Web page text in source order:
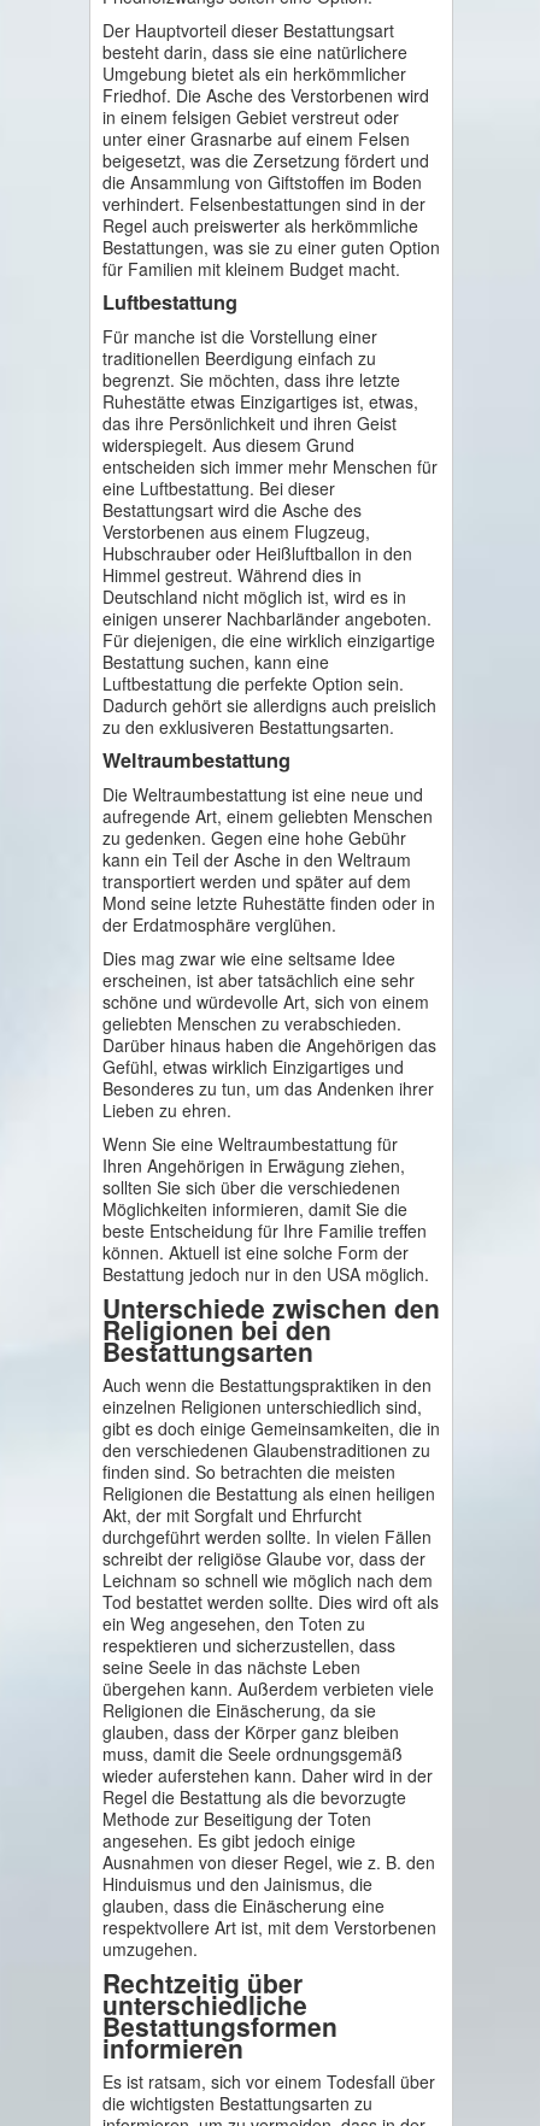
Der Hauptvorteil dieser Bestattungsart
besteht darin, dass sie eine natürlichere
Umgebung bietet als ein herkömmlicher
Friedhof. Die Asche des Verstorbenen wird
in einem felsigen Gebiet verstreut oder
unter einer Grasnarbe auf einem Felsen
beigesetzt, was die Zersetzung fördert und
die Ansammlung von Giftstoffen im Boden
verhindert. Felsenbestattungen sind in der
Regel auch preiswerter als herkömmliche
Bestattungen, was sie zu einer guten Option
für Familien mit kleinem Budget macht.
Luftbestattung
Für manche ist die Vorstellung einer
traditionellen Beerdigung einfach zu
begrenzt. Sie möchten, dass ihre letzte
Ruhestätte etwas Einzigartiges ist, etwas,
das ihre Persönlichkeit und ihren Geist
widerspiegelt. Aus diesem Grund
entscheiden sich immer mehr Menschen für
eine Luftbestattung. Bei dieser
Bestattungsart wird die Asche des
Verstorbenen aus einem Flugzeug,
Hubschrauber oder Heißluftballon in den
Himmel gestreut. Während dies in
Deutschland nicht möglich ist, wird es in
einigen unserer Nachbarländer angeboten.
Für diejenigen, die eine wirklich einzigartige
Bestattung suchen, kann eine
Luftbestattung die perfekte Option sein.
Dadurch gehört sie allerdigns auch preislich
zu den exklusiveren Bestattungsarten.
Weltraumbestattung
Die Weltraumbestattung ist eine neue und
aufregende Art, einem geliebten Menschen
zu gedenken. Gegen eine hohe Gebühr
kann ein Teil der Asche in den Weltraum
transportiert werden und später auf dem
Mond seine letzte Ruhestätte finden oder in
der Erdatmosphäre verglühen.
Dies mag zwar wie eine seltsame Idee
erscheinen, ist aber tatsächlich eine sehr
schöne und würdevolle Art, sich von einem
geliebten Menschen zu verabschieden.
Darüber hinaus haben die Angehörigen das
Gefühl, etwas wirklich Einzigartiges und
Besonderes zu tun, um das Andenken ihrer
Lieben zu ehren.
Wenn Sie eine Weltraumbestattung für
Ihren Angehörigen in Erwägung ziehen,
sollten Sie sich über die verschiedenen
Möglichkeiten informieren, damit Sie die
beste Entscheidung für Ihre Familie treffen
können. Aktuell ist eine solche Form der
Bestattung jedoch nur in den USA möglich.
Unterschiede zwischen den
Religionen bei den
Bestattungsarten
Auch wenn die Bestattungspraktiken in den
einzelnen Religionen unterschiedlich sind,
gibt es doch einige Gemeinsamkeiten, die in
den verschiedenen Glaubenstraditionen zu
finden sind. So betrachten die meisten
Religionen die Bestattung als einen heiligen
Akt, der mit Sorgfalt und Ehrfurcht
durchgeführt werden sollte. In vielen Fällen
schreibt der religiöse Glaube vor, dass der
Leichnam so schnell wie möglich nach dem
Tod bestattet werden sollte. Dies wird oft als
ein Weg angesehen, den Toten zu
respektieren und sicherzustellen, dass
seine Seele in das nächste Leben
übergehen kann. Außerdem verbieten viele
Religionen die Einäscherung, da sie
glauben, dass der Körper ganz bleiben
muss, damit die Seele ordnungsgemäß
wieder auferstehen kann. Daher wird in der
Regel die Bestattung als die bevorzugte
Methode zur Beseitigung der Toten
angesehen. Es gibt jedoch einige
Ausnahmen von dieser Regel, wie z. B. den
Hinduismus und den Jainismus, die
glauben, dass die Einäscherung eine
respektvollere Art ist, mit dem Verstorbenen
umzugehen.
Rechtzeitig über
unterschiedliche
Bestattungsformen
informieren
Es ist ratsam, sich vor einem Todesfall über
die wichtigsten Bestattungsarten zu